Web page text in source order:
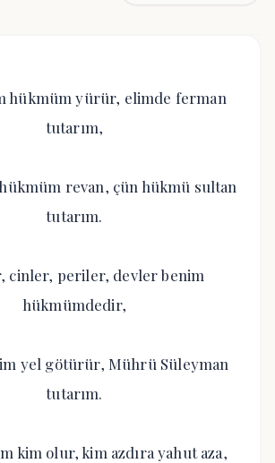
hükmüm yürür, elimde ferman
tutarım,
revan, çün hükmü sultan
tutarım.
cinler, periler, devler benim
hükmümdedir,
yel götürür, Mührü Süleyman
tutarım.
kim olur, kim azdıra yahut aza,